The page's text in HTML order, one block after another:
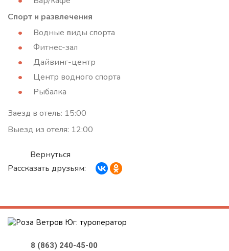
Спорт и развлечения
Водные виды спорта
Фитнес-зал
Дайвинг-центр
Центр водного спорта
Рыбалка
Заезд в отель: 15:00
Выезд из отеля: 12:00
Вернуться
Рассказать друзьям:
8 (863) 240-45-00